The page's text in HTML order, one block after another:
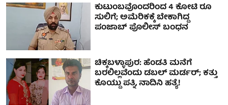
ಕುಟುಂಬವೊಂದರಿಂದ 4 ಕೋಟಿ ರೂ
ಸುಲಿಗೆ; ಅಮೆರಿಕಕ್ಕೆ ಬೇಕಾಗಿದ್ದ
ಪಂಜಾಬ್ ಪೊಲೀಸ್ ಬಂಧನ
ಚಿಕ್ಕಬಳ್ಳಾಪುರ: ಹೆಂಡತಿ ಮನೆಗೆ
ಬರಲಿಲ್ಲವೆಂದು ಡಬಲ್‌ ಮರ್ಡರ್‌; ಕತ್ತು
ಕೊಯ್ದು ಪತ್ನಿ, ನಾದಿನಿ ಹತ್ಯೆ!